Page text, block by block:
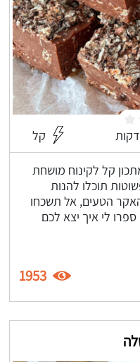
קל
3 מרכיבים - מתכון קל לקינוח מושחת
תוכלו להנות
הטעים, אל תשכחו
לי איך יצא לכם
1953